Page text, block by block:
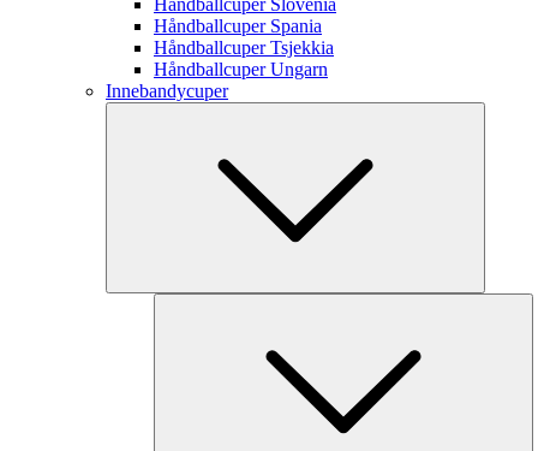
Håndballcuper Slovenia
Håndballcuper Spania
Håndballcuper Tsjekkia
Håndballcuper Ungarn
Innebandycuper